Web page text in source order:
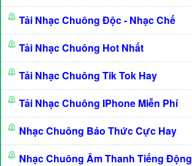
Tải Nhạc Chuông Độc - Nhạc Chế
Tải Nhạc Chuông Hot Nhất
Tải Nhạc Chuông Tik Tok Hay
Tải Nhạc Chuông IPhone Miễn Phí
Nhạc Chuông Báo Thức Cực Hay
Nhạc Chuông Âm Thanh Tiếng Động